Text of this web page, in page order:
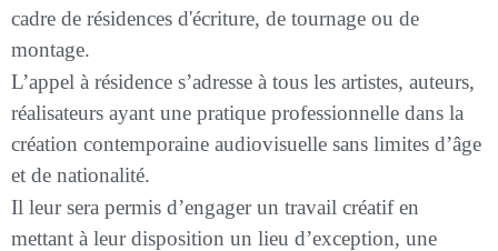
cadre de résidences d'écriture, de tournage ou de
montage.
L’appel à résidence s’adresse à tous les artistes, auteurs,
réalisateurs ayant une pratique professionnelle dans la
création contemporaine audiovisuelle sans limites d’âge
et de nationalité.
Il leur sera permis d’engager un travail créatif en
mettant à leur disposition un lieu d’exception, une